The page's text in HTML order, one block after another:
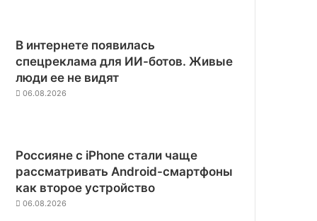
В интернете появилась
спецреклама для ИИ-ботов. Живые
люди ее не видят
06.08.2026
Россияне с iPhone стали чаще
рассматривать Android-смартфоны
как второе устройство
06.08.2026